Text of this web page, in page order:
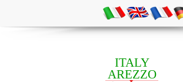
ITALY
AREZZO